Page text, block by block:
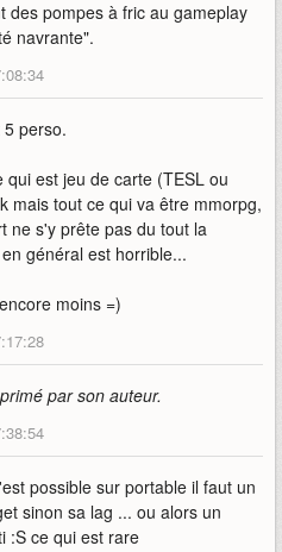
des pompes à fric au gameplay
navrante".
perso.
qui est jeu de carte (TESL ou
mais tout ce qui va être mmorpg,
ne s'y prête pas du tout la
général est horrible...
moins =)
par son auteur.
possible sur portable il faut un
sinon sa lag ... ou alors un
:S ce qui est rare